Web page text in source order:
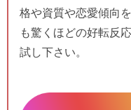
格や資質や恋愛傾向
も驚くほどの好転反
試し下さい。